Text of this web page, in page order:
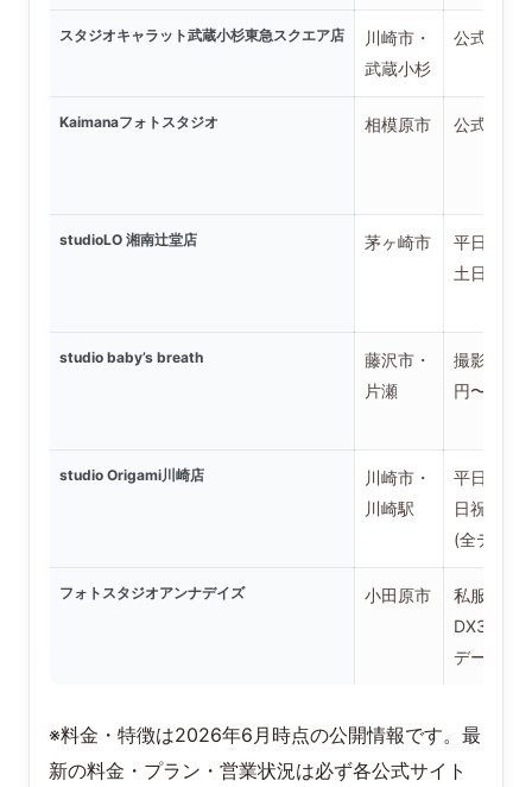
スタジオキャラット武蔵小杉東急スクエア店
川崎市・
武蔵小杉
公式で要
Kaimanaフォトスタジオ 相模原市 公式で要
studioLO 湘南辻堂店 茅ヶ崎市
平日
土日祝
studio baby’s breath
藤沢市・
片瀬
撮影料
円〜+商
studio Origami川崎店
川崎市・
川崎駅
平日
日祝
(全データ
フォトスタジオアンナデイズ 小田原市
私服
データ)
※料金・特徴は2026年6月時点の公開情報です。最
新の料金・プラン・営業状況は必ず各公式サイト